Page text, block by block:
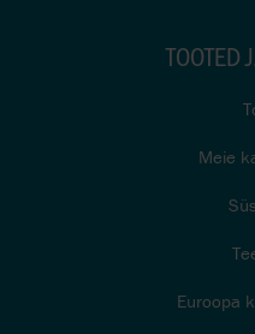
TOOTED
Meie
Euroopa